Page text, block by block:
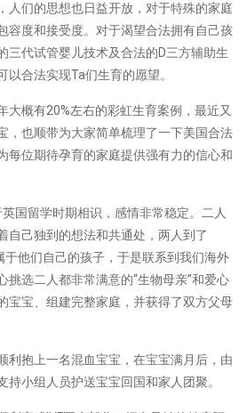
人们的思想也日益开放，对于特殊的家庭
容度和接受度。对于渴望合法拥有自己孩
三代试管婴儿技术及合法的D三方辅助生
合法实现Ta们生育的愿望。
大概有20%左右的彩虹生育案例，最近又
，也顺带为大家简单梳理了一下美国合法
每位期待孕育的家庭提供强有力的信心和
国留学时期相识，感情非常稳定。二人
自己独到的想法和共通处，两人到了
于他们自己的孩子，于是联系到我们海外
挑选二人都非常满意的“生物母亲”和爱心
宝宝、组建完整家庭，并获得了双方父母
利抱上一名混血宝宝，在宝宝满月后，由
持小组人员护送宝宝回国和家人团聚。